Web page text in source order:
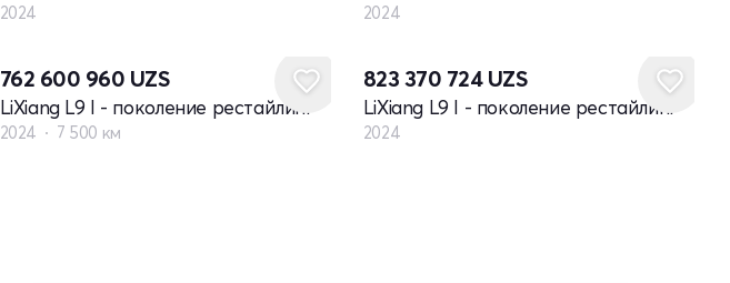
2024 2024
762 600 960 UZS
LiXiang L9 I - поколение рестайлинг
2024 7 500 км
823 370 724 UZS
LiXiang L9 I - поколение рестайлинг
2024